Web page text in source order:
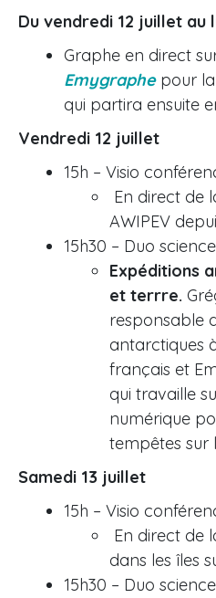
Du vendredi 12 juillet au
Graphe en direct
Emygraphepour la
qui partira ensuite
Vendredi 12 juillet
15h – Visio
En direct de
AWIPEV
15h30 – Duo
Expéditions
et terrre.
responsable
antarctiques
français et
qui travaille
numérique
tempêtes sur
Samedi 13 juillet
15h – Visio
En direct de
dans les îles
15h30 – Duo